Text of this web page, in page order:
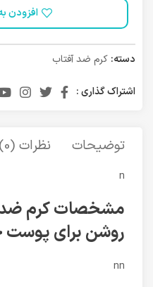
افزودن
دسته: کرم ضد آفتاب
اشتراک گذاری :
توضیحات نظرات (0)
n
مشخصات کرم ضد
روشن برای
nn